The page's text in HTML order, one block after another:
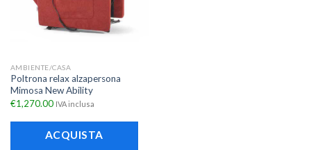
AMBIENTE/CASA
Poltrona relax alzapersona
Mimosa New Ability
€1,270.00 IVA inclusa
ACQUISTA